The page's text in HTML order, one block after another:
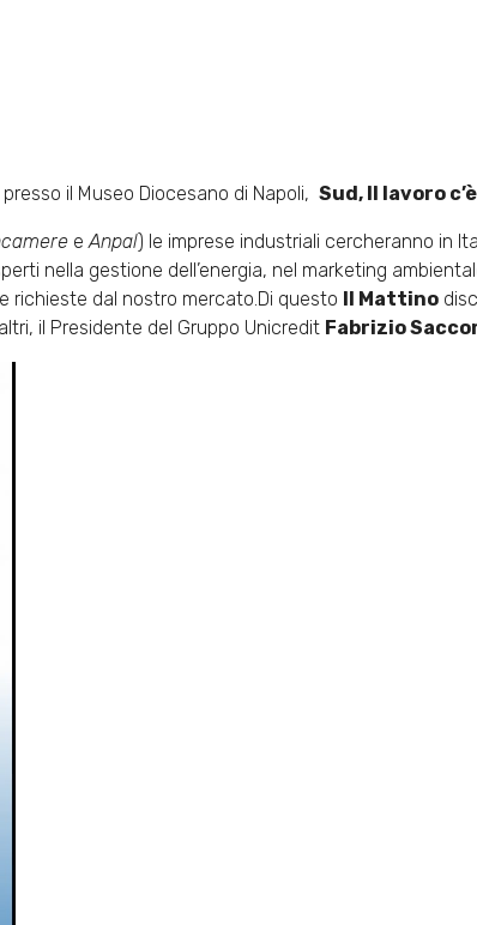
il Museo Diocesano di Napoli, Sud, Il lavoro
eAnpal) le imprese industriali cercheranno in
nella gestione dell’energia, nel marketing
dal nostro mercato.Di questo Il Mattino
il Presidente del Gruppo Unicredit Fabrizio